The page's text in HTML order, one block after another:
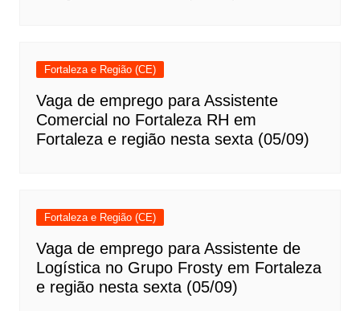
Fortaleza e Região (CE)
Vaga de emprego para Assistente
Comercial no Fortaleza RH em
Fortaleza e região nesta sexta (05/09)
Fortaleza e Região (CE)
Vaga de emprego para Assistente de
Logística no Grupo Frosty em Fortaleza
e região nesta sexta (05/09)